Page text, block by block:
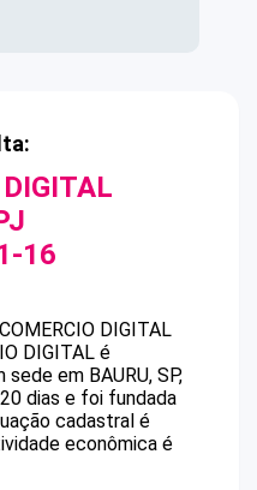
16
DIGITAL
DIGITAL é
sede em BAURU, SP,
dias e foi fundada
cadastral é
econômica é